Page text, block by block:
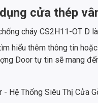
cửa thép
cháy CS2H11-OT D
hiểu thêm thông tin
Door tự tin sẽ mang
- Hệ Thống Siêu Thị Cửa